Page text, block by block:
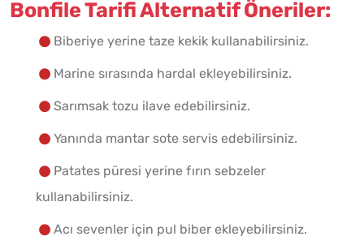
Bonfile Tarifi Alternatif Öneriler:
Biberiye yerine taze kekik kullanabilirsiniz.
Marine sırasında hardal ekleyebilirsiniz.
Sarımsak tozu ilave edebilirsiniz.
Yanında mantar sote servis edebilirsiniz.
Patates püresi yerine fırın sebzeler
kullanabilirsiniz.
Acı sevenler için pul biber ekleyebilirsiniz.